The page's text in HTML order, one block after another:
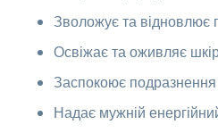
Зволожує та відновлює
Освіжає та оживляє
Заспокоює подразнення
Надає мужній